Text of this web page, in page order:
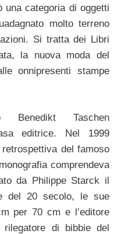
una categoria di oggetti
molto terreno
Si tratta dei Libri
la nuova moda del
onnipresenti stampe
Benedikt Taschen
editrice. Nel 1999
del famoso
comprendeva
da Philippe Starck il
del 20 secolo, le sue
per 70 cm e l’editore
di bibbie del